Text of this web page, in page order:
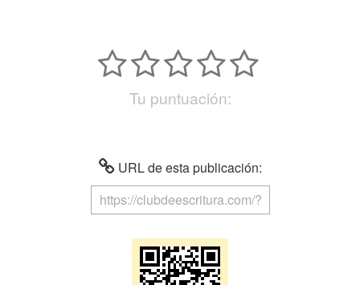
Tu puntuación:
URL de esta publicación: